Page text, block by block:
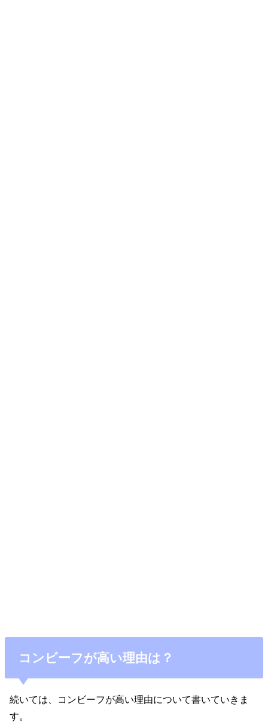
コンビーフが高い理由は？
続いては、コンビーフが高い理由について書いていきま
す。